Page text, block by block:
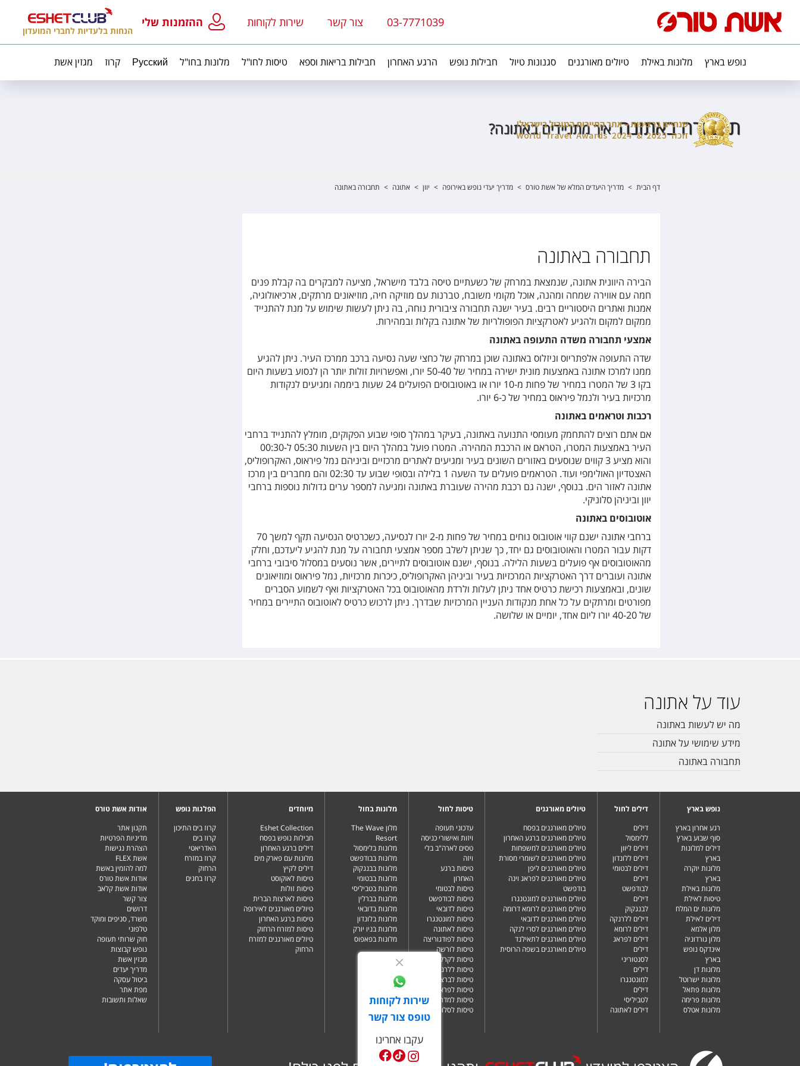
03-7771039 צור קשר שירות לקוחות ההזמנות שלי
הנחות בלעדיות לחברי המועדון
נופש בארץ מלונות באילת טיולים מאורגנים סגנונות טיול חבילות נופש הרגע האחרון חבילות בריאות וספא טיסות לחו"ל מלונות בחו"ל Русский קרוז מגזין אשת
שירות לקוחות
טופס צור קשר
עקבו אחרינו
תחבורה באתונה איך מתניידים באתונה?
דף הבית > מדריך היעדים המלא של אשת טורס > מדריך יעדי נופש באירופה > יוון > אתונה > תחבורה באתונה
תחבורה באתונה
הבירה היוונית אתונה, שנמצאת במרחק של כשעתיים טיסה בלבד מישראל, מציעה למבקרים בה קבלת פנים
חמה עם אווירה שמחה ומהנה, אוכל מקומי משובח, טברנות עם מוזיקה חיה, מוזיאונים מרתקים, ארכיאולוגיה,
אמנות ואתרים היסטוריים רבים. בעיר ישנה תחבורה ציבורית נוחה, בה ניתן לעשות שימוש על מנת להתנייד
ממקום למקום ולהגיע לאטרקציות הפופולריות של אתונה בקלות ובמהירות.
אמצעי תחבורה משדה התעופה באתונה
שדה התעופה אלפתריוס וניזלוס באתונה שוכן במרחק של כחצי שעה נסיעה ברכב ממרכז העיר. ניתן להגיע
ממנו למרכז אתונה באמצעות מונית ישירה במחיר של 50-40 יורו, ואפשרויות זולות יותר הן לנסוע בשעות היום
בקו 3 של המטרו במחיר של פחות מ-10 יורו או באוטובוסים הפועלים 24 שעות ביממה ומגיעים לנקודות
מרכזיות בעיר ולנמל פיראוס במחיר של כ-6 יורו.
רכבות וטראמים באתונה
אם אתם רוצים להתחמק מעומסי התנועה באתונה, בעיקר במהלך סופי שבוע הפקוקים, מומלץ להתנייד ברחבי
העיר באמצעות המטרו, הטראם או הרכבת המהירה. המטרו פועל במהלך היום בין השעות 05:30 ל-00:30
והוא מציע 3 קווים שנוסעים באזורים השונים בעיר ומגיעים לאתרים מרכזיים וביניהם נמל פיראוס, האקרופוליס,
האצטדיון האולימפי ועוד. הטראמים פועלים עד השעה 1 בלילה ובסופי שבוע עד 02:30 והם מחברים בין מרכז
אתונה לאזור הים. בנוסף, ישנה גם רכבת מהירה שעוברת באתונה ומגיעה למספר ערים גדולות נוספות ברחבי
יוון וביניהן סלוניקי.
אוטובוסים באתונה
ברחבי אתונה ישנם קווי אוטובוס נוחים במחיר של פחות מ-2 יורו לנסיעה, כשכרטיס הנסיעה תקף למשך 70
דקות עבור המטרו והאוטובוסים גם יחד, כך שניתן לשלב מספר אמצעי תחבורה על מנת להגיע ליעדכם, וחלק
מהאוטובוסים אף פועלים בשעות הלילה. בנוסף, ישנם אוטובוסים לתיירים, אשר נוסעים במסלול סיבובי ברחבי
אתונה ועוברים דרך האטרקציות המרכזיות בעיר וביניהן האקרופוליס, כיכרות מרכזיות, נמל פיראוס ומוזיאונים
שונים, ובאמצעות רכישת כרטיס אחד ניתן לעלות ולרדת מהאוטובוס בכל האטרקציות ואף לשמוע הסברים
מפורטים ומרתקים על כל אחת מנקודות העניין המרכזיות שבדרך. ניתן לרכוש כרטיס לאוטובוס התיירים במחיר
של 40-20 יורו ליום אחד, יומיים או שלושה.
עוד על אתונה
מה יש לעשות באתונה
מידע שימושי על אתונה
תחבורה באתונה
נופש בארץ
רגע אחרון בארץ
סוף שבוע בארץ
דילים למלונות
בארץ
מלונות יוקרה
בארץ
מלונות באילת
טיסות לאילת
מלונות ים המלח
דילים לאילת
מלון אלמא
מלון גורדוניה
אינדקס נופש
בארץ
מלונות דן
מלונות ישרוטל
מלונות פתאל
מלונות פרימה
מלונות אטלס
דילים לחול
דילים
ללימסול
דילים ליוון
דילים ללונדון
דילים לבטומי
דילים
לבודפשט
דילים
לבנגקוק
דילים ללרנקה
דילים לרומא
דילים לפראג
דילים
לסנטוריני
דילים
למונטנגרו
דילים
לטביליסי
דילים לאתונה
טיולים מאורגנים
טיולים מאורגנים בפסח
טיולים מאורגנים ברגע האחרון
טיולים מאורגנים למשפחות
טיולים מאורגנים לשומרי מסורת
טיולים מאורגנים ליפן
טיולים מאורגנים לפראג וינה
בודפשט
טיולים מאורגנים למונטנגרו
טיולים מאורגנים לרומא דרומה
טיולים מאורגנים לדובאי
טיולים מאורגנים לסרי לנקה
טיולים מאורגנים לתאילנד
טיולים מאורגנים בשפה הרוסית
טיסות לחול
עדכוני תעופה
ויזות ואישורי כניסה
טסים לארה"ב בלי
ויזה
טיסות ברגע
האחרון
טיסות לבטומי
טיסות לבודפשט
טיסות לדובאי
טיסות למונטנגרו
טיסות לאתונה
טיסות לפודגוריצה
טיסות לורשה
טיסות לקרקוב
טיסות ללרנקה
טיסות לברצלונה
טיסות לפראג
טיסות למדריד
טיסות לסלוניקי
מלונות בחול
מלון The Wave
Resort
מלונות בלימסול
מלונות בבודפשט
מלונות בבנגקוק
מלונות בבטומי
מלונות בטביליסי
מלונות בברלין
מלונות בדובאי
מלונות בלונדון
מלונות בניו יורק
מלונות בפאפוס
מיוחדים
Eshet Collection
חבילות נופש בפסח
דילים ברגע האחרון
מלונות עם פארק מים
דילים לקיץ
טיסות לאוקוסט
טיסות זולות
טיסות לארצות הברית
טיולים מאורגנים לאירופה
טיסות ברגע האחרון
טיסות למזרח הרחוק
טיולים מאורגנים למזרח
הרחוק
הפלגות נופש
קרוז בים התיכון
קרוז בים
האדריאטי
קרוז במזרח
הרחוק
קרוז בחגים
אודות אשת טורס
תקנון אתר
מדיניות הפרטיות
הצהרת נגישות
אשת FLEX
למה להזמין באשת
אודות אשת טורס
אודות אשת קלאב
צור קשר
דרושים
משרד, סניפים ומוקד
טלפוני
חוק שרותי תעופה
נופש קבוצות
מגזין אשת
מדריך יעדים
ביטול עסקה
מפת אתר
שאלות ותשובות